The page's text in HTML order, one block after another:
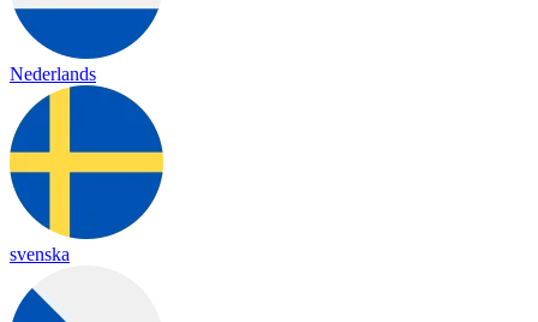
Nederlands
svenska